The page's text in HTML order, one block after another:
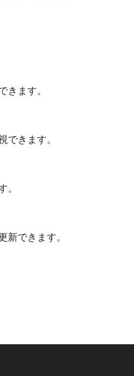
きます。
できます。
。
新できます。